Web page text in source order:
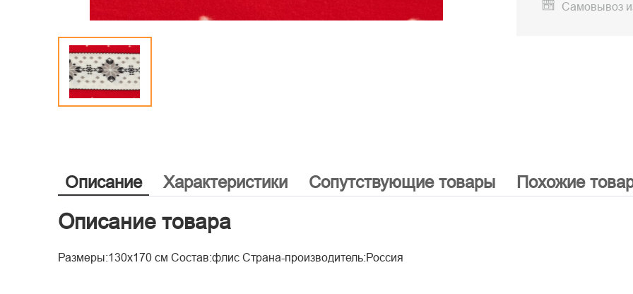
Самовывоз
Описание Характеристики Сопутствующие товары Похожие
Описание товара
Размеры:130х170 см Состав:флис Страна-производитель:Россия